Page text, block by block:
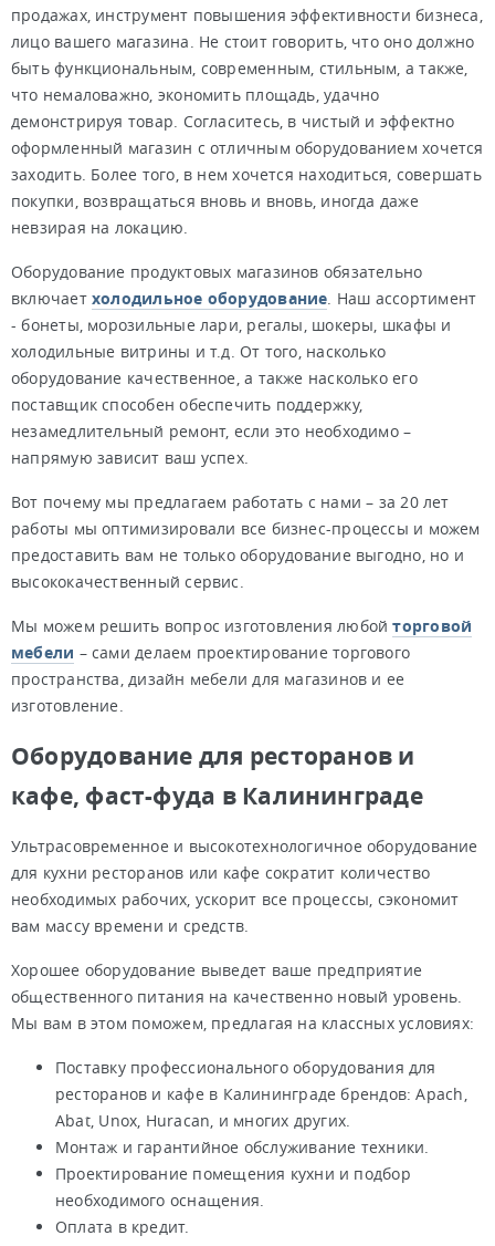
продажах, инструмент повышения эффективности бизнеса,
лицо вашего магазина. Не стоит говорить, что оно должно
быть функциональным, современным, стильным, а также,
что немаловажно, экономить площадь, удачно
демонстрируя товар. Согласитесь, в чистый и эффектно
оформленный магазин с отличным оборудованием хочется
заходить. Более того, в нем хочется находиться, совершать
покупки, возвращаться вновь и вновь, иногда даже
невзирая на локацию.
Оборудование продуктовых магазинов обязательно
включаетхолодильное оборудование. Наш ассортимент
- бонеты, морозильные лари, регалы, шокеры, шкафы и
холодильные витрины и т.д. От того, насколько
оборудование качественное, а также насколько его
поставщик способен обеспечить поддержку,
незамедлительный ремонт, если это необходимо –
напрямую зависит ваш успех.
Вот почему мы предлагаем работать с нами – за 20 лет
работы мы оптимизировали все бизнес-процессы и можем
предоставить вам не только оборудование выгодно, но и
высококачественный сервис.
Мы можем решить вопрос изготовления любойторговой
мебели – сами делаем проектирование торгового
пространства, дизайн мебели для магазинов и ее
изготовление.
Оборудование для ресторанов и
кафе, фаст-фуда в Калининграде
Ультрасовременное и высокотехнологичное оборудование
для кухни ресторанов или кафе сократит количество
необходимых рабочих, ускорит все процессы, сэкономит
вам массу времени и средств.
Хорошее оборудование выведет ваше предприятие
общественного питания на качественно новый уровень.
Мы вам в этом поможем, предлагая на классных условиях:
Поставку профессионального оборудования для
ресторанов и кафе в Калининграде брендов: Apach,
Abat, Unox, Huracan, и многих других.
Монтаж и гарантийное обслуживание техники.
Проектирование помещения кухни и подбор
необходимого оснащения.
Оплата в кредит.